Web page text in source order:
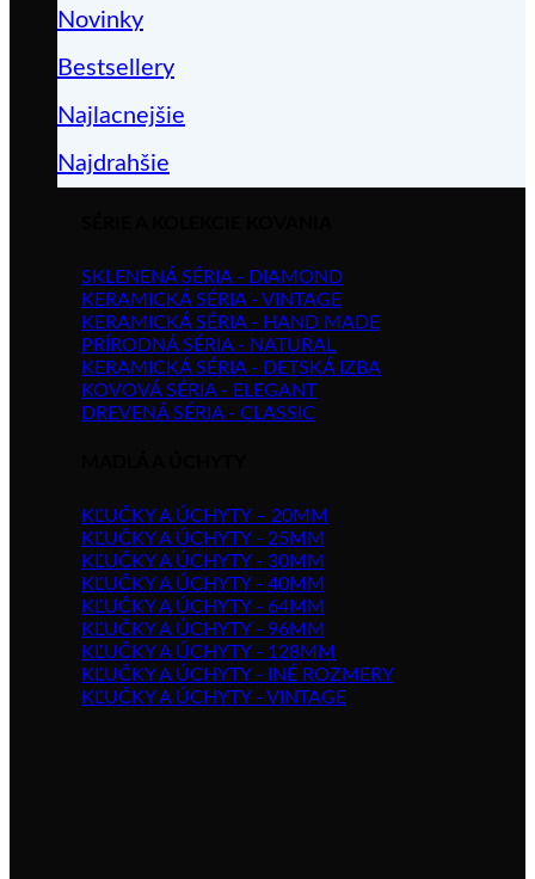
Novinky
Bestsellery
Najlacnejšie
Najdrahšie
SKLENENÁ SÉRIA - DIAMOND
KERAMICKÁ SÉRIA - VINTAGE
KERAMICKÁ SÉRIA - HAND MADE
PRÍRODNÁ SÉRIA - NATURAL
KERAMICKÁ SÉRIA - DETSKÁ IZBA
KOVOVÁ SÉRIA - ELEGANT
DREVENÁ SÉRIA - CLASSIC
KĽUČKY A ÚCHYTY – 20MM
KĽUČKY A ÚCHYTY - 25MM
KĽUČKY A ÚCHYTY - 30MM
KĽUČKY A ÚCHYTY - 40MM
KĽUČKY A ÚCHYTY - 64MM
KĽUČKY A ÚCHYTY - 96MM
KĽUČKY A ÚCHYTY - 128MM
KĽUČKY A ÚCHYTY - INÉ ROZMERY
KĽUČKY A ÚCHYTY - VINTAGE